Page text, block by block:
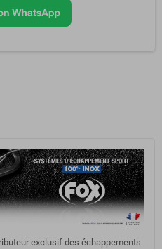
exclusif des échappements